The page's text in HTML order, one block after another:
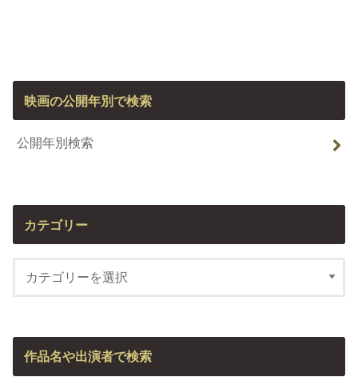
映画の公開年別で検索
公開年別検索
カテゴリー
作品名や出演者で検索